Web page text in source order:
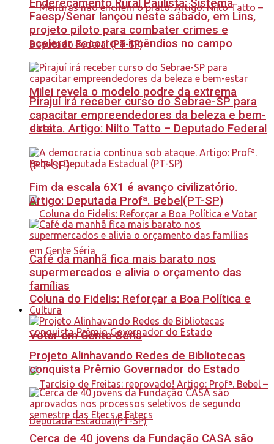
Milei revela o modelo podre da extrema
direita. Artigo: Nilto Tatto – Deputado Federal
(PT-SP)
Coluna do Fidelis: Reforçar a Boa Política e
Votar em Gente Séria
Endereçamento Rural Paulista: Sistema
Faesp/Senar lançou neste sábado, em Lins,
projeto piloto para combater crimes e
acelerar socorro a incêndios no campo
Pirajuí irá receber curso do Sebrae-SP para
capacitar empreendedores da beleza e bem-
estar
Fim da escala 6X1 é avanço civilizatório.
Artigo: Deputada Profª. Bebel(PT-SP)
Café da manhã fica mais barato nos
supermercados e alivia o orçamento das
famílias
Cultura
Projeto Alinhavando Redes de Bibliotecas
conquista Prêmio Governador do Estado
Cerca de 40 jovens da Fundação CASA são